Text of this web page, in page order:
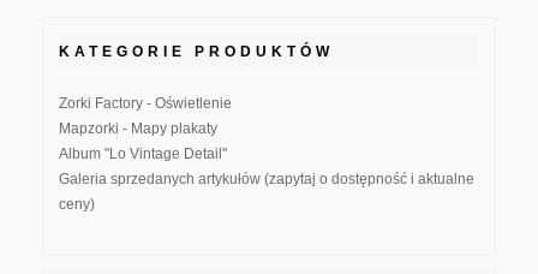
KATEGORIE PRODUKTÓW
Zorki Factory - Oświetlenie
Mapzorki - Mapy plakaty
Album "Lo Vintage Detail"
Galeria sprzedanych artykułów (zapytaj o dostępność i aktualne
ceny)